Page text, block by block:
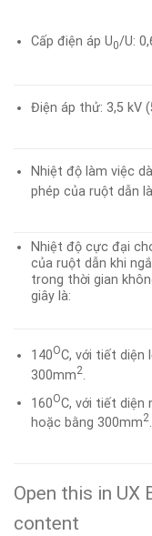
Cấp điện áp U0/U:
Điện áp thử: 3,5 kV
Nhiệt độ làm việc
phép của ruột dẫn
Nhiệt độ cực đại
của ruột dẫn khi
trong thời gian
giây là:
140OC, với tiết diện
300mm2.
160OC, với tiết diện
hoặc bằng 300mm2.
Open this in UX
content